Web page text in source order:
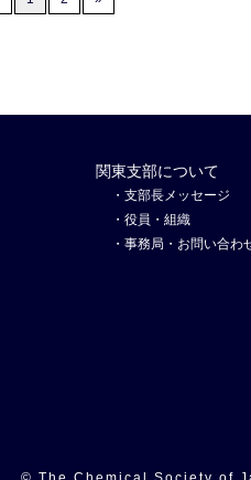
関東支部について
支部長メッセージ
役員・組織
事務局・お問い合わ